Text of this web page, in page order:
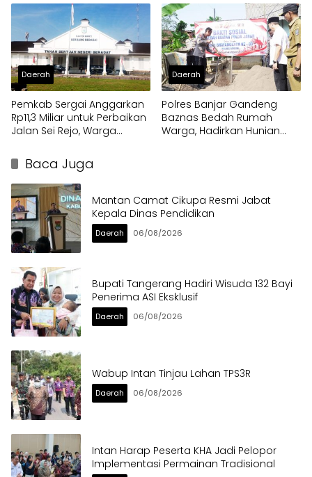
Penghormatan atas
Dedikasi Anggota Polri
Daerah
Pemkab Sergai Anggarkan
Rp11,3 Miliar untuk Perbaikan
Jalan Sei Rejo, Warga
Daerah
Polres Banjar Gandeng
Baznas Bedah Rumah
Warga, Hadirkan Hunian
Baca Juga
Mantan Camat Cikupa Resmi Jabat
Kepala Dinas Pendidikan
Daerah 06/08/2026
Bupati Tangerang Hadiri Wisuda 132 Bayi
Penerima ASI Eksklusif
Daerah 06/08/2026
Wabup Intan Tinjau Lahan TPS3R
Daerah 06/08/2026
Intan Harap Peserta KHA Jadi Pelopor
Implementasi Permainan Tradisional